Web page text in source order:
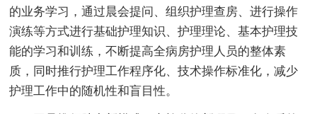
的业务学习，通过晨会提问、组织护理查房、进行操作
演练等方式进行基础护理知识、护理理论、基本护理技
能的学习和训练，不断提高全病房护理人员的整体素
质，同时推行护理工作程序化、技术操作标准化，减少
护理工作中的随机性和盲目性。